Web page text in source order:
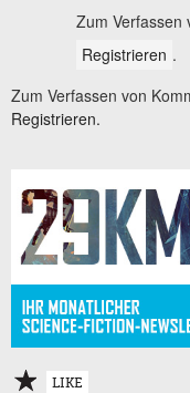
Zum Verfassen
Registrieren .
Zum Verfassen von
Registrieren.
LIKE